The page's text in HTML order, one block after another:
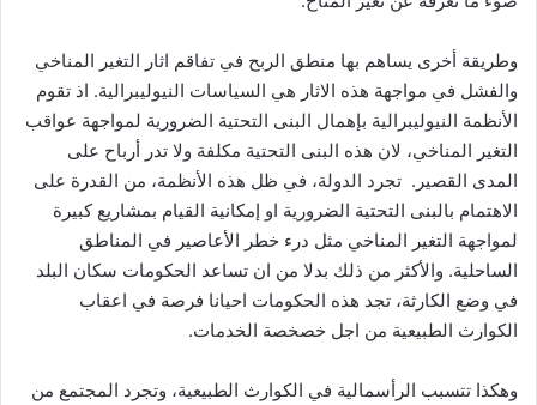
وطريقة أخرى يساهم بها منطق الربح في تفاقم اثار التغير المناخي
والفشل في مواجهة هذه الاثار هي السياسات النيوليبرالية. اذ تقوم
الأنظمة النيوليبرالية بإهمال البنى التحتية الضرورية لمواجهة عواقب
التغير المناخي، لان هذه البنى التحتية مكلفة ولا تدر أرباح على
المدى القصير. تجرد الدولة، في ظل هذه الأنظمة، من القدرة على
الاهتمام بالبنى التحتية الضرورية او إمكانية القيام بمشاريع كبيرة
لمواجهة التغير المناخي مثل درء خطر الأعاصير في المناطق
الساحلية. والأكثر من ذلك بدلا من ان تساعد الحكومات سكان البلد
في وضع الكارثة، تجد هذه الحكومات احيانا فرصة في اعقاب
الكوارث الطبيعية من اجل خصخصة الخدمات.
وهكذا تتسبب الرأسمالية في الكوارث الطبيعية، وتجرد المجتمع من